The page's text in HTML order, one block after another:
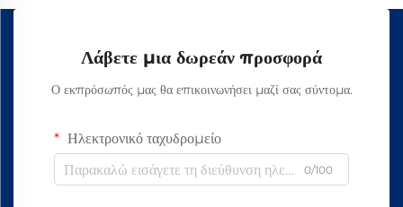
Λάβετε μια δωρεάν προσφορά
Ο εκπρόσωπός μας θα επικοινωνήσει μαζί σας σύντομα.
Ηλεκτρονικό ταχυδρομείο
0/100